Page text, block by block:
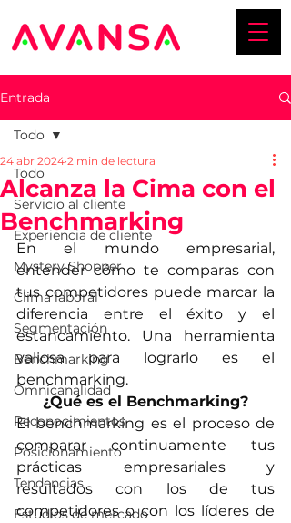
Entrada
Todo
Servicio al cliente
Experiencia de cliente
Mystery Shopper
Clima laboral
Segmentación
Benchmarking
Omnicanalidad
Reconocimientos
Posicionamiento
Tendencias
Estudios de mercado
Todo
Alcanza la Cima con el
Benchmarking
24 abr 2024 2 min de lectura
En el mundo empresarial,
entender cómo te comparas con
tus competidores puede marcar la
diferencia entre el éxito y el
estancamiento. Una herramienta
valiosa para lograrlo es el
benchmarking.
¿Qué es el Benchmarking?
El benchmarking es el proceso de
comparar continuamente tus
prácticas empresariales y
resultados con los de tus
competidores o con los líderes de